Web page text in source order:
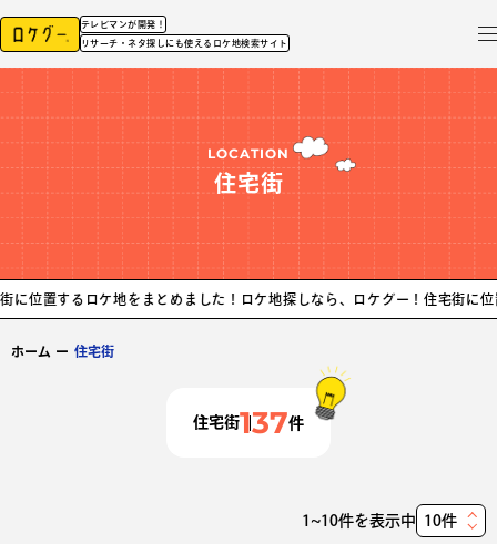
テレビマンが開発！
リサーチ・ネタ探しにも使えるロケ地検索サイト
LOCATION
住宅街
ケ地をまとめました！ロケ地探しなら、ロケグー！住宅街に位置するロケ地
ホーム ー 住宅街
住宅街137件
1~10件を表示中
表